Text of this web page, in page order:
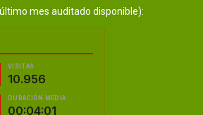
mes auditado disponible):